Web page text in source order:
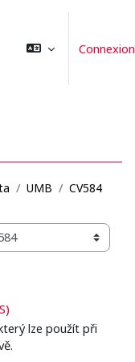
Connexion
UMB CV584
des cours
lze použít při